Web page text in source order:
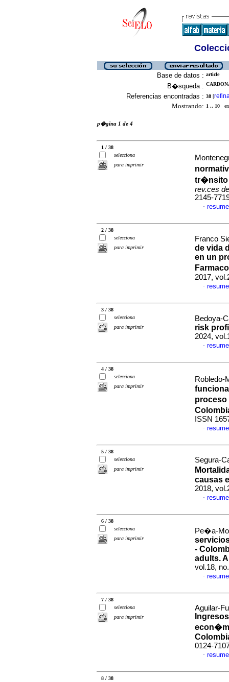
Base de datos : article
B�squeda :
Referencias encontradas : 38 [
Mostrando: 1 .. 10 en
p�gina 1 de 4
1 / 38
selecciona
para imprimir
tr�nsito
rev.ces
2145-
·
2 / 38
selecciona
para imprimir
Franco
de vida
en un
2017,
·
3 / 38
selecciona
para imprimir
Bedoya-
risk
2024,
·
4 / 38
selecciona
para imprimir
proceso
ISSN
·
5 / 38
selecciona
para imprimir
Segura-
causas
2018,
·
6 / 38
selecciona
para imprimir
Pe�a-
-
adults.
vol.18,
·
7 / 38
selecciona
para imprimir
Aguilar-
0124-
·
8 / 38